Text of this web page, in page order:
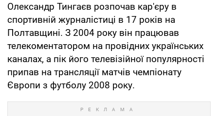
Олександр Тингаєв розпочав кар'єру в
спортивній журналістиці в 17 років на
Полтавщині. З 2004 року він працював
телекоментатором на провідних українських
каналах, а пік його телевізійної популярності
припав на трансляції матчів чемпіонату
Європи з футболу 2008 року.